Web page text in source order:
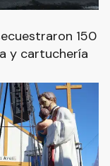
150
y cartuchería